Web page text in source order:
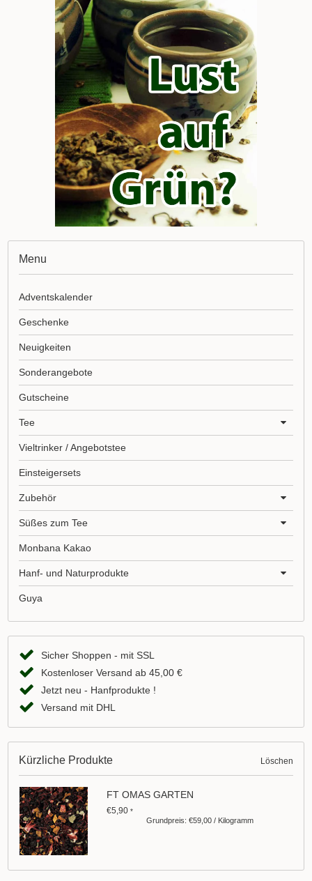
Menu
Adventskalender
Geschenke
Neuigkeiten
Sonderangebote
Gutscheine
Tee
Vieltrinker / Angebotstee
Einsteigersets
Zubehör
Süßes zum Tee
Monbana Kakao
Hanf- und Naturprodukte
Guya
Sicher Shoppen - mit SSL
Kostenloser Versand ab 45,00 €
Jetzt neu - Hanfprodukte !
Versand mit DHL
Kürzliche Produkte Löschen
FT OMAS GARTEN
€5,90*
Grundpreis: €59,00 / Kilogramm